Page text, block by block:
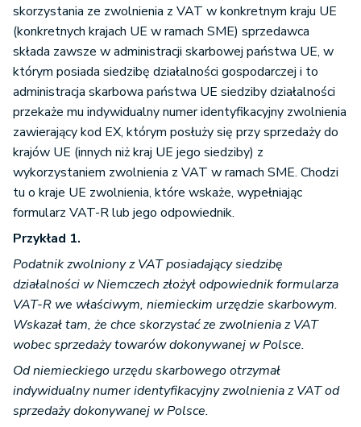
skorzystania ze zwolnienia z VAT w konkretnym kraju UE
(konkretnych krajach UE w ramach SME) sprzedawca
składa zawsze w administracji skarbowej państwa UE, w
którym posiada siedzibę działalności gospodarczej i to
administracja skarbowa państwa UE siedziby działalności
przekaże mu indywidualny numer identyfikacyjny zwolnienia
zawierający kod EX, którym posłuży się przy sprzedaży do
krajów UE (innych niż kraj UE jego siedziby) z
wykorzystaniem zwolnienia z VAT w ramach SME. Chodzi
tu o kraje UE zwolnienia, które wskaże, wypełniając
formularz VAT-R lub jego odpowiednik.
Przykład 1.
Podatnik zwolniony z VAT posiadający siedzibę
działalności w Niemczech złożył odpowiednik formularza
VAT-R we właściwym, niemieckim urzędzie skarbowym.
Wskazał tam, że chce skorzystać ze zwolnienia z VAT
wobec sprzedaży towarów dokonywanej w Polsce.
Od niemieckiego urzędu skarbowego otrzymał
indywidualny numer identyfikacyjny zwolnienia z VAT od
sprzedaży dokonywanej w Polsce.